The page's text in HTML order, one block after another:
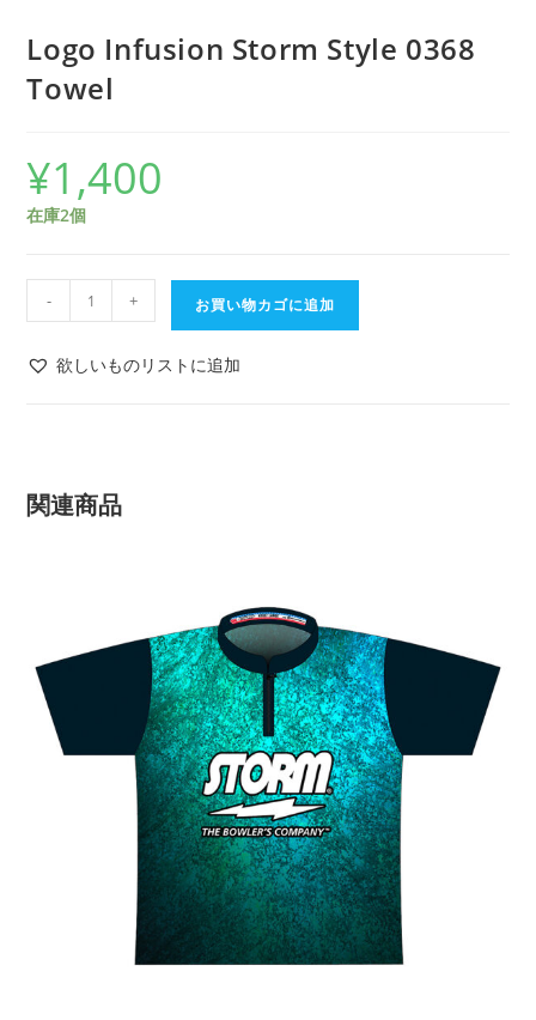
Logo Infusion Storm Style 0368
Towel
¥1,400
在庫2個
- + お買い物カゴに追加
欲しいものリストに追加
関連商品